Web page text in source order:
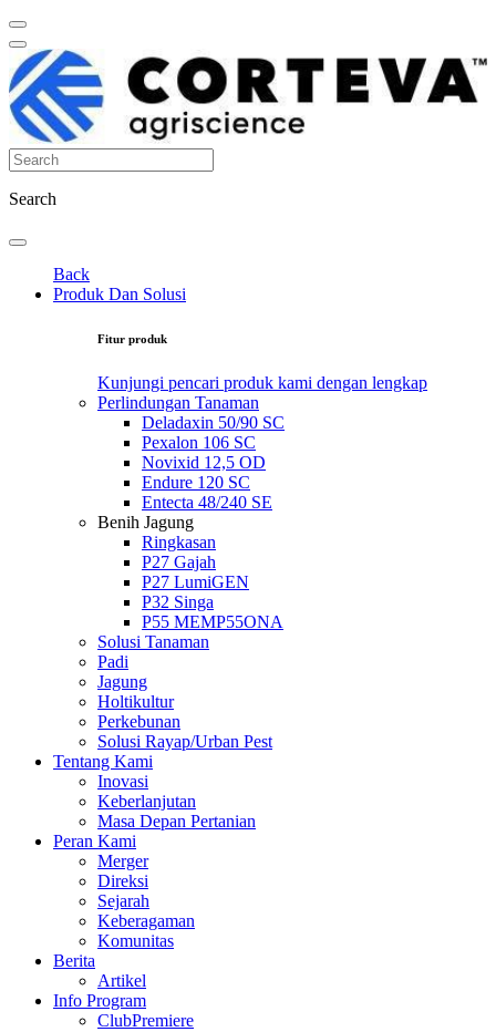
Search
Back
Produk Dan Solusi
Fitur produk
Kunjungi pencari produk kami dengan lengkap
Perlindungan Tanaman
Deladaxin 50/90 SC
Pexalon 106 SC
Novixid 12,5 OD
Endure 120 SC
Entecta 48/240 SE
Benih Jagung
Ringkasan
P27 Gajah
P27 LumiGEN
P32 Singa
P55 MEMP55ONA
Solusi Tanaman
Padi
Jagung
Holtikultur
Perkebunan
Solusi Rayap/Urban Pest
Tentang Kami
Inovasi
Keberlanjutan
Masa Depan Pertanian
Peran Kami
Merger
Direksi
Sejarah
Keberagaman
Komunitas
Berita
Artikel
Info Program
ClubPremiere